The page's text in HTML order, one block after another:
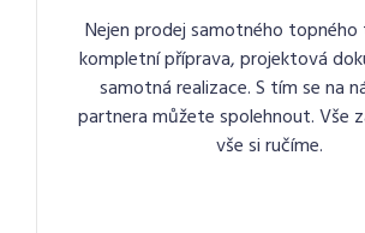
Nejen prodej samotného topného
kompletní příprava, projektová
samotná realizace. S tím se na
partnera můžete spolehnout. Vše
vše si ručíme.